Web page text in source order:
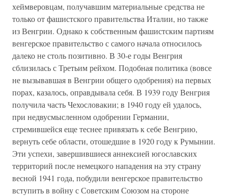
хеймверовцам, получавшим материальные средства не
только от фашистского правительства Италии, но также
из Венгрии. Однако к собственным фашистским партиям
венгерское правительство с самого начала относилось
далеко не столь позитивно. В 30-е годы Венгрия
сблизилась с Третьим рейхом. Подобная политика (вовсе
не вызывавшая в Венгрии общего одобрения) на первых
порах, казалось, оправдывала себя. В 1939 году Венгрия
получила часть Чехословакии; в 1940 году ей удалось,
при недвусмысленном одобрении Германии,
стремившейся еще теснее привязать к себе Венгрию,
вернуть себе области, отошедшие в 1920 году к Румынии.
Эти успехи, завершившиеся аннексией югославских
территорий после немецкого нападения на эту страну
весной 1941 года, побудили венгерское правительство
вступить в войну с Советским Союзом на стороне